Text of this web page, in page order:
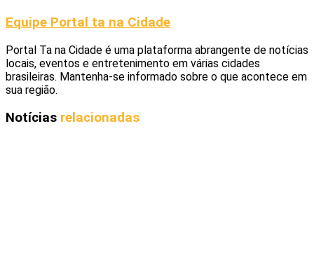
Equipe Portal ta na Cidade
Portal Ta na Cidade é uma plataforma abrangente de notícias
locais, eventos e entretenimento em várias cidades
brasileiras. Mantenha-se informado sobre o que acontece em
sua região.
Notícias relacionadas